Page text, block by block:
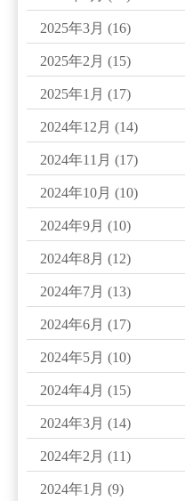
2025年3月 (16)
2025年2月 (15)
2025年1月 (17)
2024年12月 (14)
2024年11月 (17)
2024年10月 (10)
2024年9月 (10)
2024年8月 (12)
2024年7月 (13)
2024年6月 (17)
2024年5月 (10)
2024年4月 (15)
2024年3月 (14)
2024年2月 (11)
2024年1月 (9)